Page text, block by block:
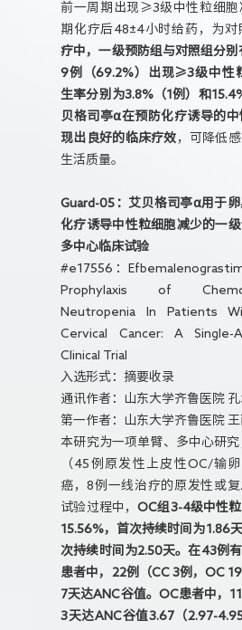
前一周期出现≥3级中性粒细胞
期化疗后48±4小时给药，为对
疗中，一级预防组与对照组分别
9例（69.2%）出现≥3级中性
生率分别为3.8%（1例）和
贝格司亭α在预防化疗诱导的
现出良好的临床疗效 ，可降低
生活质量。
Guard-05：艾贝格司亭α用于
化疗诱导中性粒细胞减少的一级
多中心临床试验
#e17556：
Prophylaxis of
Neutropenia In Patients
Cervical Cancer: A Single-
Clinical Trial
入选形式：摘要收录
通讯作者：山东大学齐鲁医院
第一作者：山东大学齐鲁医院
本研究为一项单臂、多中心研
（45例原发性上皮性OC/输
癌，8例一线治疗的原发性或复
试验过程中，OC组3-4级中性
15.56%，首次持续时间为1.86
次持续时间为2.50天。在43例
患者中，22例（CC 3例，OC
7天达ANC谷值。OC患者中，
3天达ANC谷值3.67（2.97-